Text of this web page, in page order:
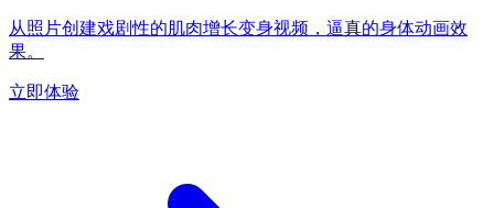
从照片创建戏剧性的肌肉增长变身视频，逼真的身体动画效
果。
立即体验